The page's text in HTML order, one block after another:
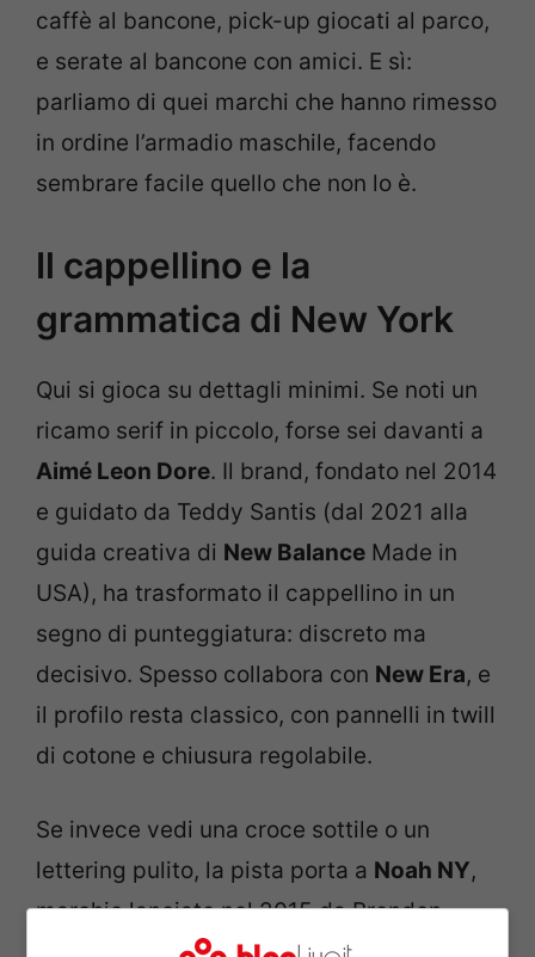
caffè al bancone, pick-up giocati al parco,
e serate al bancone con amici. E sì:
parliamo di quei marchi che hanno rimesso
in ordine l’armadio maschile, facendo
sembrare facile quello che non lo è.
Il cappellino e la
grammatica di New York
Qui si gioca su dettagli minimi. Se noti un
ricamo serif in piccolo, forse sei davanti a
Aimé Leon Dore. Il brand, fondato nel 2014
e guidato da Teddy Santis (dal 2021 alla
guida creativa di New Balance Made in
USA), ha trasformato il cappellino in un
segno di punteggiatura: discreto ma
decisivo. Spesso collabora con New Era, e
il profilo resta classico, con pannelli in twill
di cotone e chiusura regolabile.
Se invece vedi una croce sottile o un
lettering pulito, la pista porta a Noah NY,
marchio lanciato nel 2015 da Brendon